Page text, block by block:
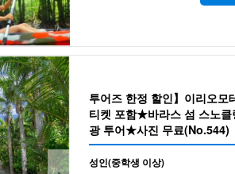
투어즈 한정 할인】이리오
티켓 포함★바라스 섬 스노
광 투어★사진 무료(No.544)
성인(중학생 이상)